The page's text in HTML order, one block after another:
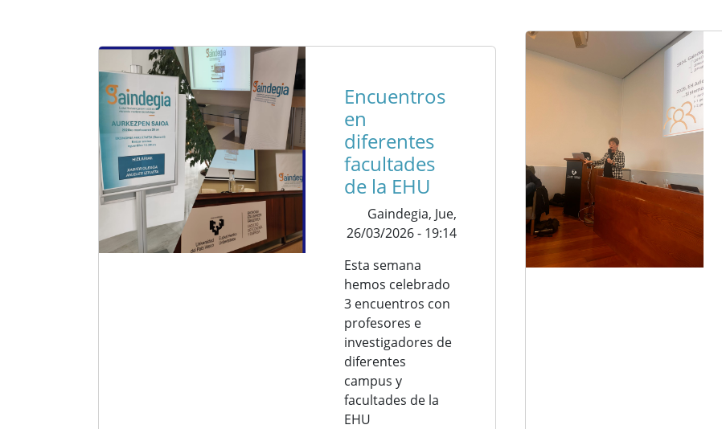
Encuentros
en
diferentes
facultades
de la EHU
Gaindegia, Jue,
26/03/2026 - 19:14
Esta semana
hemos celebrado
3 encuentros con
profesores e
investigadores de
diferentes
campus y
facultades de la
EHU